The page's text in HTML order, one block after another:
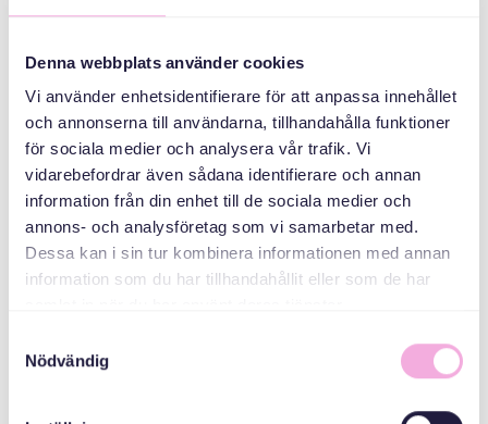
Denna webbplats använder cookies
Vi använder enhetsidentifierare för att anpassa innehållet
och annonserna till användarna, tillhandahålla funktioner
för sociala medier och analysera vår trafik. Vi
vidarebefordrar även sådana identifierare och annan
information från din enhet till de sociala medier och
annons- och analysföretag som vi samarbetar med.
Dessa kan i sin tur kombinera informationen med annan
information som du har tillhandahållit eller som de har
Nödvändig
ኣዳላዊ